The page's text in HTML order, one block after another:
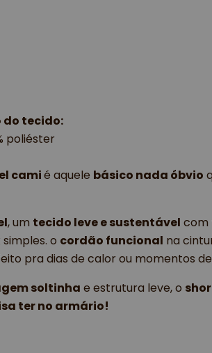
do tecido:
poliéster
cami é aquele básico nada óbvio
, um tecido leve e sustentável com
o cordão funcional na
pra dias de calor ou momentos
soltinha e estrutura leve, o
ter no armário!